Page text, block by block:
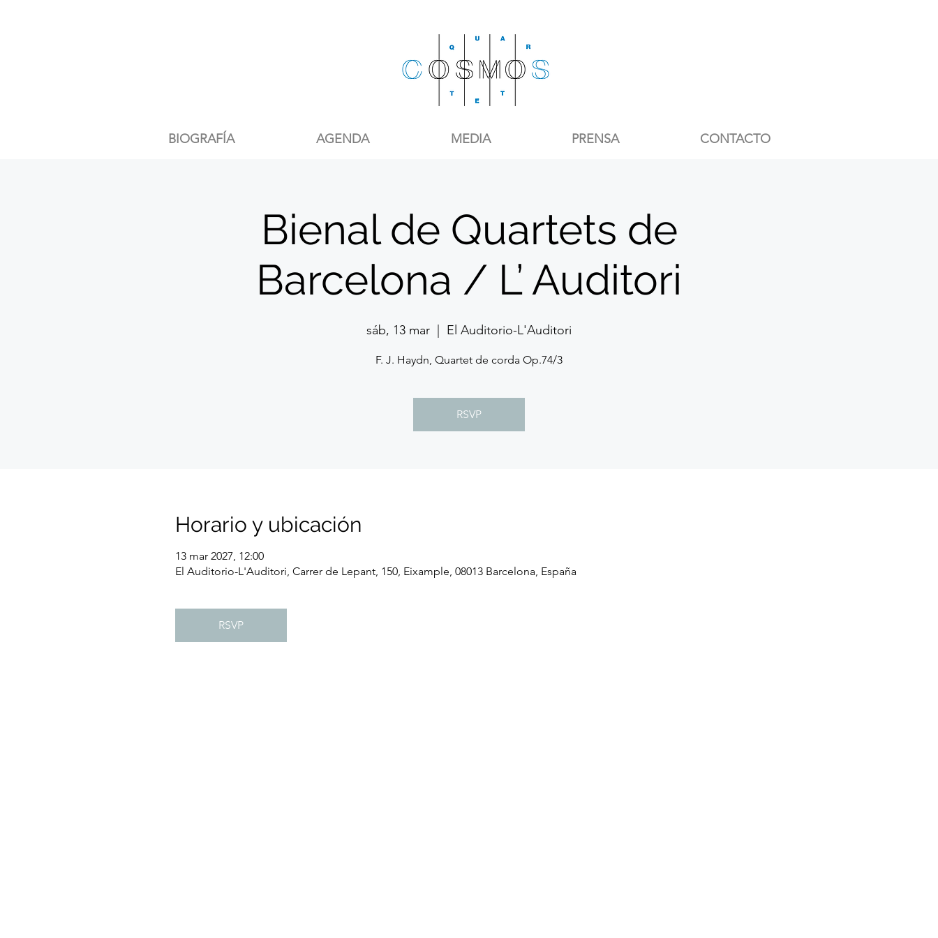
BIOGRAFÍA AGENDA MEDIA PRENSA CONTACTO
Bienal de Quartets de
Barcelona / L’ Auditori
sáb, 13 mar El Auditorio-L'Auditori
F. J. Haydn, Quartet de corda Op.74/3
RSVP
Horario y ubicación
13 mar 2027, 12:00
El Auditorio-L'Auditori, Carrer de Lepant, 150, Eixample, 08013 Barcelona, España
RSVP